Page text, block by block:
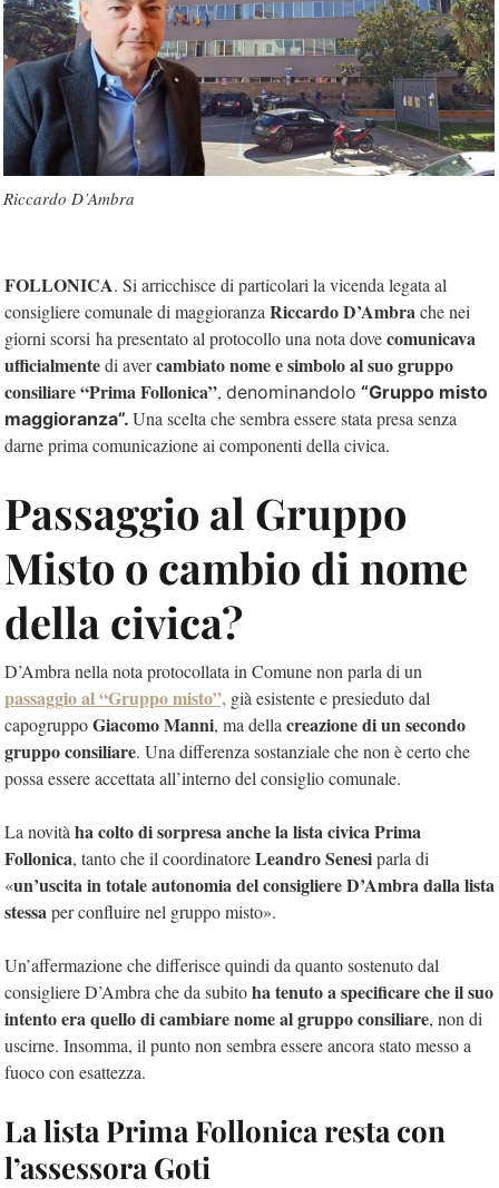
Riccardo D’Ambra
FOLLONICA. Si arricchisce di particolari la vicenda legata al
consigliere comunale di maggioranza Riccardo D’Ambrache nei
giorni scorsi ha presentato al protocollo una nota dovecomunicava
ufficialmentedi avercambiato nome e simbolo al suo gruppo
consiliare “Prima Follonica”, denominandolo “Gruppo misto
maggioranza”. Una scelta che sembra essere stata presa senza
darne prima comunicazione ai componenti della civica.
Passaggio al Gruppo
Misto o cambio di nome
della civica?
D’Ambra nella nota protocollata in Comune non parla di un
passaggio al “Gruppo misto”, già esistente e presieduto dal
capogruppoGiacomo Manni, ma della creazione di un secondo
gruppo consiliare. Una differenza sostanziale che non è certo che
possa essere accettata all’interno del consiglio comunale.
La novità ha colto di sorpresa anche la lista civica Prima
Follonica, tanto che il coordinatoreLeandro Senesiparla di
«un’uscita in totale autonomia del consigliere D’Ambra dalla lista
stessaper confluire nel gruppo misto».
Un’affermazione che differisce quindi da quanto sostenuto dal
consigliere D’Ambra che da subitoha tenuto a specificare che il suo
intento era quello di cambiare nome al gruppo consiliare, non di
uscirne. Insomma, il punto non sembra essere ancora stato messo a
fuoco con esattezza.
La lista Prima Follonica resta con
l’assessora Goti